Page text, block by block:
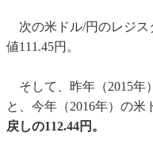
次の米ドル/円のレジス
値111.45円。
そして、昨年（2015年
と、今年（2016年）の米
戻しの112.44円。